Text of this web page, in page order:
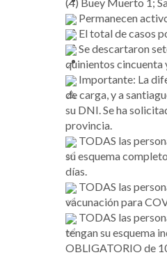
Permanecen
El total de casos
Se descartaron
quinientos cincuenta
Importante: La
de carga, y a
su DNI. Se ha
provincia.
TODAS las
su esquema
días.
TODAS las
vacunación para
TODAS las
tengan su esquema
OBLIGATORIO de